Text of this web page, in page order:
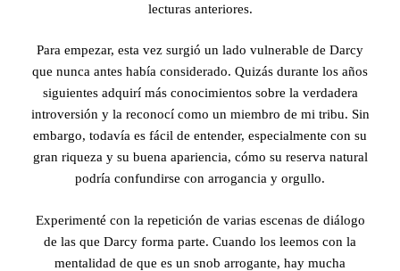
lecturas anteriores.
Para empezar, esta vez surgió un lado vulnerable de Darcy
que nunca antes había considerado. Quizás durante los años
siguientes adquirí más conocimientos sobre la verdadera
introversión y la reconocí como un miembro de mi tribu. Sin
embargo, todavía es fácil de entender, especialmente con su
gran riqueza y su buena apariencia, cómo su reserva natural
podría confundirse con arrogancia y orgullo.
Experimenté con la repetición de varias escenas de diálogo
de las que Darcy forma parte. Cuando los leemos con la
mentalidad de que es un snob arrogante, hay mucha